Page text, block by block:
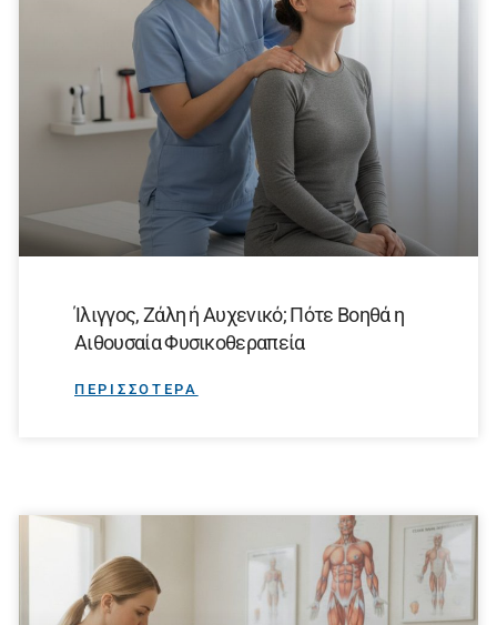
Ίλιγγος, Ζάλη ή Αυχενικό; Πότε Βοηθά η
Αιθουσαία Φυσικοθεραπεία
ΠΕΡΙΣΣΟΤΕΡΑ